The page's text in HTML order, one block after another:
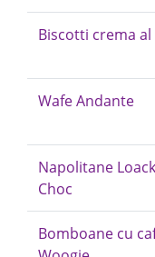
Biscotti crema
Wafe Andante
Napolitane
Choc
Bomboane cu